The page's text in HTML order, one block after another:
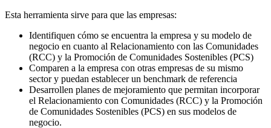
Esta herramienta sirve para que las empresas:
Identifiquen cómo se encuentra la empresa y su modelo de
negocio en cuanto al Relacionamiento con las Comunidades
(RCC) y la Promoción de Comunidades Sostenibles (PCS)
Comparen a la empresa con otras empresas de su mismo
sector y puedan establecer un benchmark de referencia
Desarrollen planes de mejoramiento que permitan incorporar
el Relacionamiento con Comunidades (RCC) y la Promoción
de Comunidades Sostenibles (PCS) en sus modelos de
negocio.